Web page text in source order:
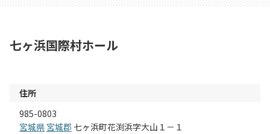
七ヶ浜国際村ホール
住所
985-0803
宮城県 宮城郡 七ヶ浜町花渕浜字大山１－１